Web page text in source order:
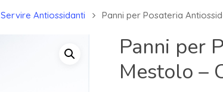
Servire Antiossidanti Panni per Posateria
Panni per
Mestolo –